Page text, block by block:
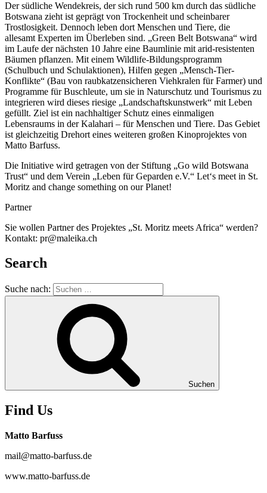
Der südliche Wendekreis, der sich rund 500 km durch das südliche
Botswana zieht ist geprägt von Trockenheit und scheinbarer
Trostlosigkeit. Dennoch leben dort Menschen und Tiere, die
allesamt Experten im Überleben sind. „Green Belt Botswana“ wird
im Laufe der nächsten 10 Jahre eine Baumlinie mit arid-resistenten
Bäumen pflanzen. Mit einem Wildlife-Bildungsprogramm
(Schulbuch und Schulaktionen), Hilfen gegen „Mensch-Tier-
Konflikte“ (Bau von raubkatzensicheren Viehkralen für Farmer) und
Programme für Buschleute, um sie in Naturschutz und Tourismus zu
integrieren wird dieses riesige „Landschaftskunstwerk“ mit Leben
gefüllt. Ziel ist ein nachhaltiger Schutz eines einmaligen
Lebensraums in der Kalahari – für Menschen und Tiere. Das Gebiet
ist gleichzeitig Drehort eines weiteren großen Kinoprojektes von
Matto Barfuss.
Die Initiative wird getragen von der Stiftung „Go wild Botswana
Trust“ und dem Verein „Leben für Geparden e.V.“ Let‘s meet in St.
Moritz and change something on our Planet!
Partner
Sie wollen Partner des Projektes „St. Moritz meets Africa“ werden?
Kontakt: pr@maleika.ch
Search
Suche nach:
Suchen
Find Us
Matto Barfuss
mail@matto-barfuss.de
www.matto-barfuss.de